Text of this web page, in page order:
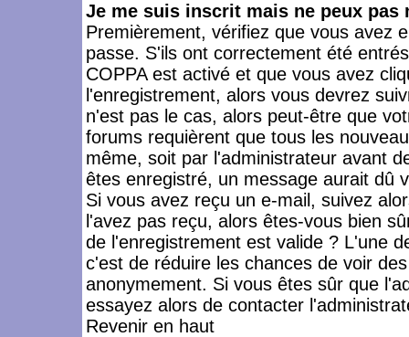
Je me suis inscrit mais ne peux pas
Premièrement, vérifiez que vous avez
passe. S'ils ont correctement été
COPPA est activé et que vous avez
l'enregistrement, alors vous devrez
n'est pas le cas, alors peut-être que
forums requièrent que tous les
même, soit par l'administrateur avant
êtes enregistré, un message aurait dû
Si vous avez reçu un e-mail, suivez
l'avez pas reçu, alors êtes-vous bien
de l'enregistrement est valide ? L'une
c'est de réduire les chances de voir
anonymement. Si vous êtes sûr que
essayez alors de contacter
Revenir en haut